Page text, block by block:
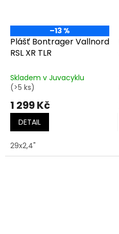
–13 %
Plášť Bontrager Vallnord
RSL XR TLR
Skladem v Juvacyklu
(>5 ks)
1 299 Kč
DETAIL
29x2,4"